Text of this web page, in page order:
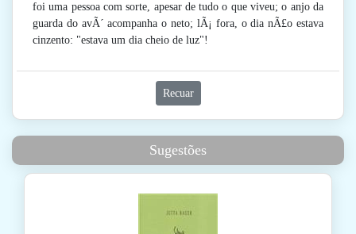
foi uma pessoa com sorte, apesar de tudo o que viveu; o anjo da
guarda do avÃ´ acompanha o neto; lÃ¡ fora, o dia nÃ£o estava
cinzento: "estava um dia cheio de luz"!
Recuar
Sugestões